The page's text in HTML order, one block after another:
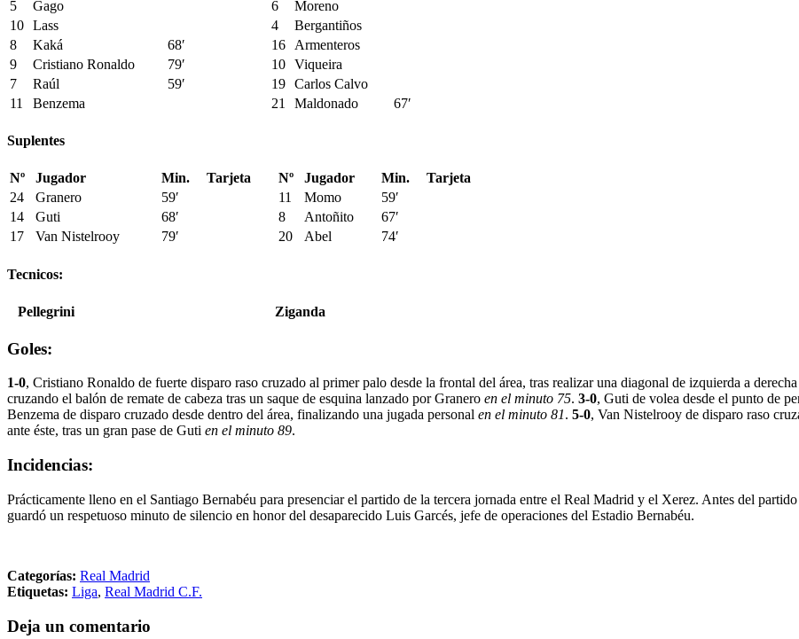
5
Gago 6
Moreno
10 Lass 4
Bergantiños
8
Kaká 68′ 16
Armenteros
9
Cristiano Ronaldo 79′ 10 Viqueira
7
Raúl 59′ 19 Carlos Calvo
11
Benzema 21 Maldonado 67′
Suplentes
Nº Jugador Min. Tarjeta Nº Jugador Min.
Tarjeta
24
Granero 59′ 11 Momo
59′
14
Guti 68′ 8 Antoñito
67′
17
Van Nistelrooy 79′ 20 Abel 74′
Tecnicos:
Pellegrini Ziganda
Goles:
1-0, Cristiano Ronaldo de fuerte disparo raso cruzado al primer palo desde la frontal del área, tras realizar una diagonal de izquierda a
cruzando el balón de remate de cabeza tras un saque de esquina lanzado por Granero en el minuto 75. 3-0, Guti de volea desde el punto de
Benzema de disparo cruzado desde dentro del área, finalizando una jugada personal en el minuto 81. 5-0, Van Nistelrooy de disparo raso
ante éste, tras un gran pase de Guti en el minuto 89.
Incidencias:
Prácticamente lleno en el Santiago Bernabéu para presenciar el partido de la tercera jornada entre el Real Madrid y el Xerez. Antes del
guardó un respetuoso minuto de silencio en honor del desaparecido Luis Garcés, jefe de operaciones del Estadio Bernabéu.
Categorías: Real Madrid
Etiquetas: Liga, Real Madrid C.F.
Deja un comentario